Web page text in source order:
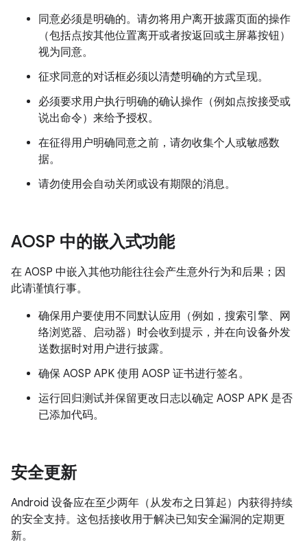
同意必须是明确的。请勿将用户离开披露页面的操作
（包括点按其他位置离开或者按返回或主屏幕按钮）
视为同意。
征求同意的对话框必须以清楚明确的方式呈现。
必须要求用户执行明确的确认操作（例如点按接受或
说出命令）来给予授权。
在征得用户明确同意之前，请勿收集个人或敏感数
据。
请勿使用会自动关闭或设有期限的消息。
AOSP 中的嵌入式功能
在 AOSP 中嵌入其他功能往往会产生意外行为和后果；因
此请谨慎行事。
确保用户要使用不同默认应用（例如，搜索引擎、网
络浏览器、启动器）时会收到提示，并在向设备外发
送数据时对用户进行披露。
确保 AOSP APK 使用 AOSP 证书进行签名。
运行回归测试并保留更改日志以确定 AOSP APK 是否
已添加代码。
安全更新
Android 设备应在至少两年（从发布之日算起）内获得持续
的安全支持。这包括接收用于解决已知安全漏洞的定期更
新。